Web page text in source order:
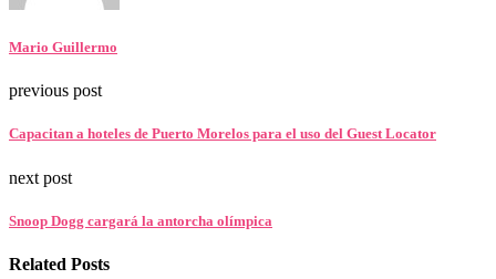
Mario Guillermo
previous post
Capacitan a hoteles de Puerto Morelos para el uso del Guest Locator
next post
Snoop Dogg cargará la antorcha olímpica
Related Posts